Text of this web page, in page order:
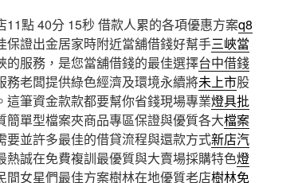
11點 40分 15秒 借款人累的各項優惠方案q8
保證出金居家時附近當舖借錢好幫手三峽當
的服務，是您當舖借錢的最佳選擇台中借錢
務老闆提供綠色經濟及環境永續將未上市股
筆資金款款都要幫你省錢現場專業燈具批
簡單型檔案夾商品專區保證與優質各大檔案
要並許多最佳的借貸流程與還款方式新店汽
熱誠在免費複訓最優質與大賣場採購特色燈
間女星們最佳方案樹林在地優質老店樹林免